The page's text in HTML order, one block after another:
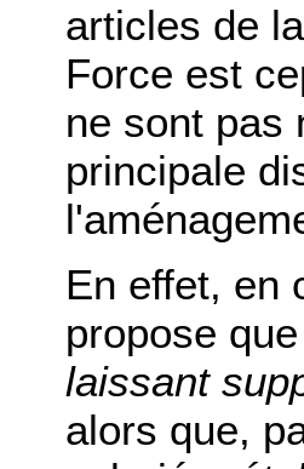
articles de
Force est
ne sont pas
principale
En effet, en
propose
laissant
alors que,